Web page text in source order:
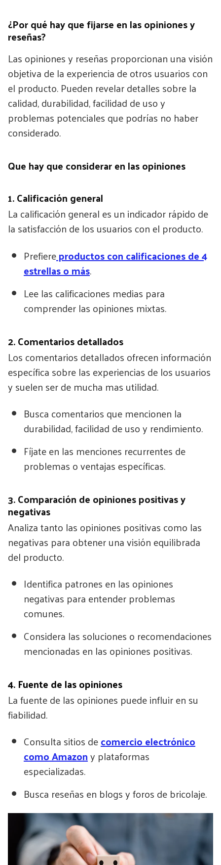
¿Por qué hay que fijarse en las opiniones y
reseñas?
Las opiniones y reseñas proporcionan una visión
objetiva de la experiencia de otros usuarios con
el producto. Pueden revelar detalles sobre la
calidad, durabilidad, facilidad de uso y
problemas potenciales que podrías no haber
considerado.
Que hay que considerar en las opiniones
1. Calificación general
La calificación general es un indicador rápido de
la satisfacción de los usuarios con el producto.
Prefiereproductos con calificaciones de 4
estrellas o más.
Lee las calificaciones medias para
comprender las opiniones mixtas.
2. Comentarios detallados
Los comentarios detallados ofrecen información
específica sobre las experiencias de los usuarios
y suelen ser de mucha mas utilidad.
Busca comentarios que mencionen la
durabilidad, facilidad de uso y rendimiento.
Fíjate en las menciones recurrentes de
problemas o ventajas específicas.
3. Comparación de opiniones positivas y
negativas
Analiza tanto las opiniones positivas como las
negativas para obtener una visión equilibrada
del producto.
Identifica patrones en las opiniones
negativas para entender problemas
comunes.
Considera las soluciones o recomendaciones
mencionadas en las opiniones positivas.
4. Fuente de las opiniones
La fuente de las opiniones puede influir en su
fiabilidad.
Consulta sitios decomercio electrónico
como Amazony plataformas
especializadas.
Busca reseñas en blogs y foros de bricolaje.